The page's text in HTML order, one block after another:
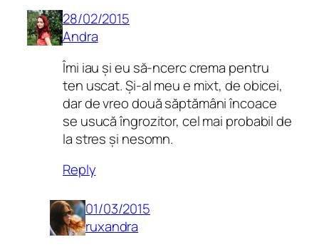
28/02/2015
Andra
Îmi iau și eu să-ncerc crema pentru
ten uscat. Și-al meu e mixt, de obicei,
dar de vreo două săptămâni încoace
se usucă îngrozitor, cel mai probabil de
la stres și nesomn.
Reply
01/03/2015
ruxandra